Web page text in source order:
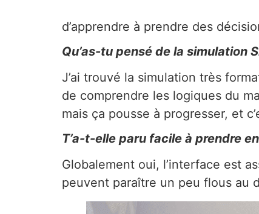
d’apprendre à prendre des
Qu’as-tu pensé de la simulation
J’ai trouvé la simulation très
de comprendre les logiques du
mais ça pousse à progresser, et
T’a-t-elle paru facile à prendre
Globalement oui, l’interface est
peuvent paraître un peu flous au